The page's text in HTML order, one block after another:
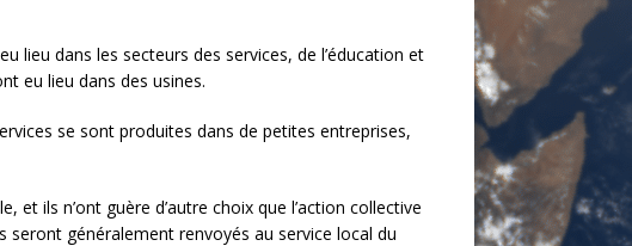
lieu dans les secteurs des services, de l’éducation et
eu lieu dans des usines.
se sont produites dans de petites entreprises,
et ils n’ont guère d’autre choix que l’action collective
seront généralement renvoyés au service local du